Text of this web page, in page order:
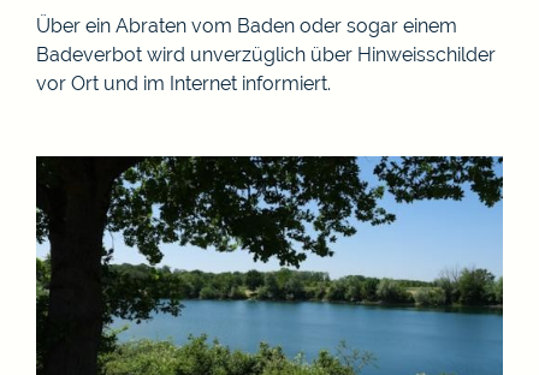
Über ein Abraten vom Baden oder sogar einem
Badeverbot wird unverzüglich über Hinweisschilder
vor Ort und im Internet informiert.